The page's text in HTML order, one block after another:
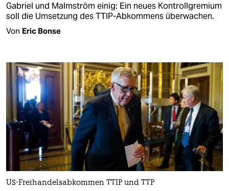
Gabriel und Malmström einig: Ein neues Kontrollgremium
soll die Umsetzung des TTIP-Abkommens überwachen.
Von Eric Bonse
US-Freihandelsabkommen TTIP und TTP